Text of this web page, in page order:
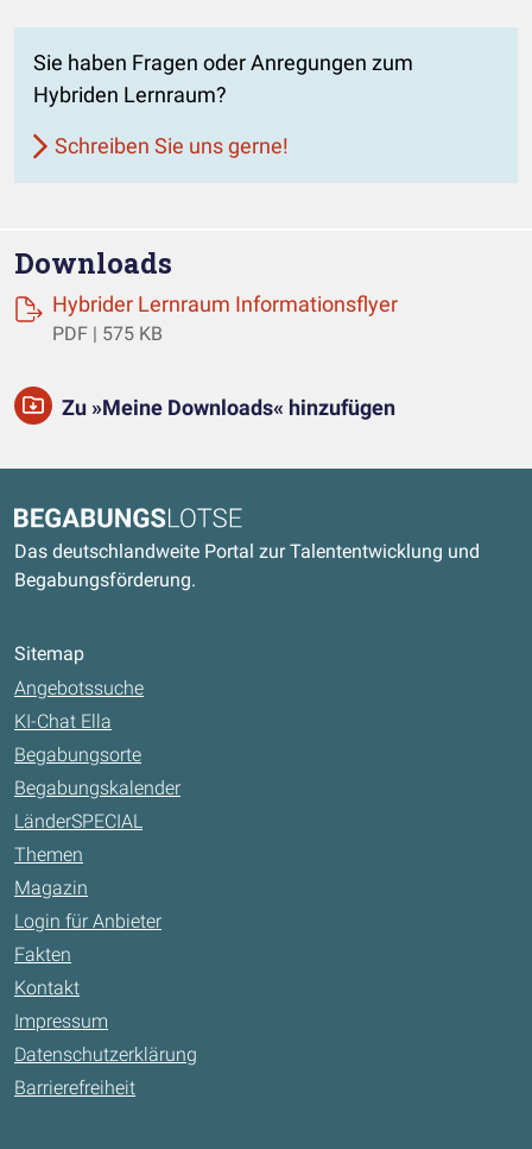
Sie haben Fragen oder Anregungen zum
Hybriden Lernraum?
Schreiben Sie uns gerne!
Downloads
Hybrider Lernraum Informationsflyer(öffnet einen
PDF | 575 KB
Zu »Meine Downloads« hinzufügen
Begabungslotse
Das deutschlandweite Portal zur Talententwicklung und
Begabungsförderung.
Sitemap
Angebotssuche
KI-Chat Ella
Begabungsorte
Begabungskalender
LänderSPECIAL
Themen
Magazin
Login für Anbieter
Fakten
Kontakt
Impressum
Datenschutzerklärung
Barrierefreiheit